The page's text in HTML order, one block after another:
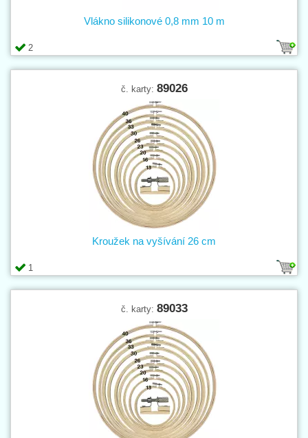
2
Vlákno silikonové 0,8 mm 10 m
č. karty: 89026
1
Kroužek na vyšívání 26 cm
č. karty: 89033